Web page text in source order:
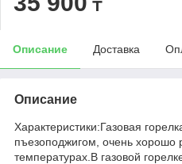
₸
Описание Доставка
Описание
Характеристики:Газовая
пъезоподжигом, очень хорошо
температурах.В газовой